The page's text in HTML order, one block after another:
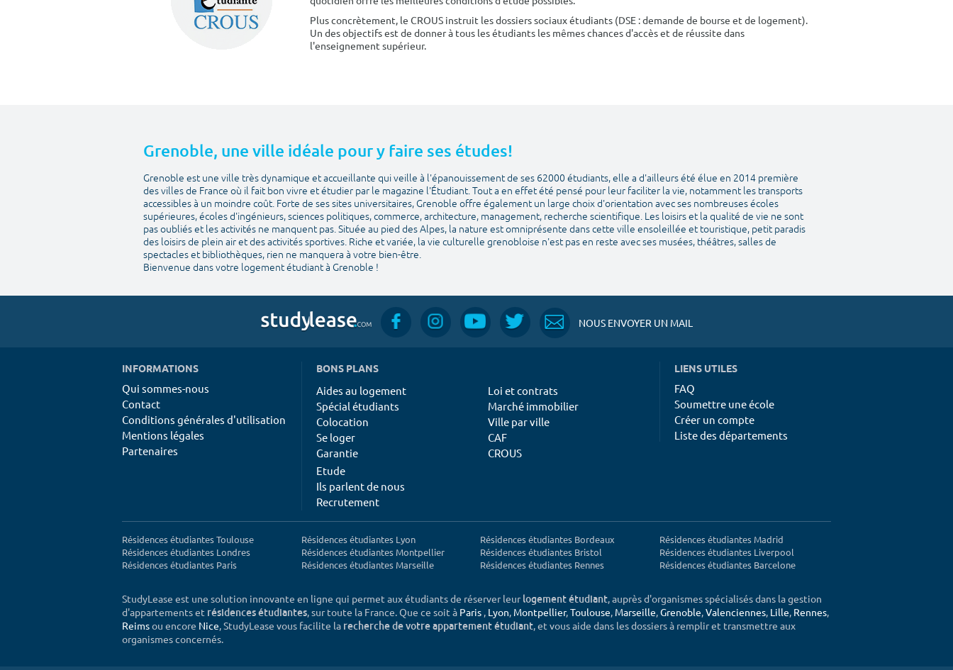
Plus concrètement, le CROUS instruit les dossiers sociaux étudiants (DSE : demande de bourse et de logement).
Un des objectifs est de donner à tous les étudiants les mêmes chances d'accès et de réussite dans
l'enseignement supérieur.
Grenoble, une ville idéale pour y faire ses études!
Grenoble est une ville très dynamique et accueillante qui veille à l'épanouissement de ses 62000 étudiants, elle a d'ailleurs été élue en 2014 première
des villes de France où il fait bon vivre et étudier par le magazine l'Étudiant. Tout a en effet été pensé pour leur faciliter la vie, notamment les transports
accessibles à un moindre coût. Forte de ses sites universitaires, Grenoble offre également un large choix d'orientation avec ses nombreuses écoles
supérieures, écoles d'ingénieurs, sciences politiques, commerce, architecture, management, recherche scientifique. Les loisirs et la qualité de vie ne sont
pas oubliés et les activités ne manquent pas. Située au pied des Alpes, la nature est omniprésente dans cette ville ensoleillée et touristique, petit paradis
des loisirs de plein air et des activités sportives. Riche et variée, la vie culturelle grenobloise n'est pas en reste avec ses musées, théâtres, salles de
spectacles et bibliothèques, rien ne manquera à votre bien-être.
Bienvenue dans votre logement étudiant à Grenoble !
NOUS ENVOYER UN MAIL
INFORMATIONS
Qui sommes-nous
Contact
Conditions générales d'utilisation
Mentions légales
Partenaires
BONS PLANS
Aides au logement
Spécial étudiants
Colocation
Se loger
Garantie
Loi et contrats
Marché immobilier
Ville par ville
CAF
CROUS
Etude
Ils parlent de nous
Recrutement
LIENS UTILES
FAQ
Soumettre une école
Créer un compte
Liste des départements
Résidences étudiantes Toulouse
Résidences étudiantes Londres
Résidences étudiantes Paris
Résidences étudiantes Lyon
Résidences étudiantes Montpellier
Résidences étudiantes Marseille
Résidences étudiantes Bordeaux
Résidences étudiantes Bristol
Résidences étudiantes Rennes
Résidences étudiantes Madrid
Résidences étudiantes Liverpool
Résidences étudiantes Barcelone
StudyLease est une solution innovante en ligne qui permet aux étudiants de réserver leurlogement étudiant, auprès d'organismes spécialisés dans la gestion
d'appartements et résidences étudiantes, sur toute la France. Que ce soit à Paris , Lyon, Montpellier,Toulouse, Marseille,Grenoble,Valenciennes, Lille, Rennes,
Reimsou encore Nice, StudyLease vous facilite la recherche de votre appartement étudiant, et vous aide dans les dossiers à remplir et transmettre aux
organismes concernés.